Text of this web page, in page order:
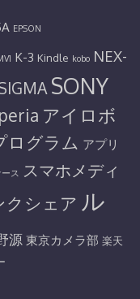
EPSON
K-3 Kindle kobo NEX-
SONY
アイロボ
ログラム アプリ
ス スマホメディ
クシェア ル
源東京カメラ部 楽天